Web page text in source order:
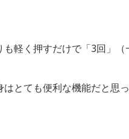
軽く押すだけで「3回」
とても便利な機能だと思